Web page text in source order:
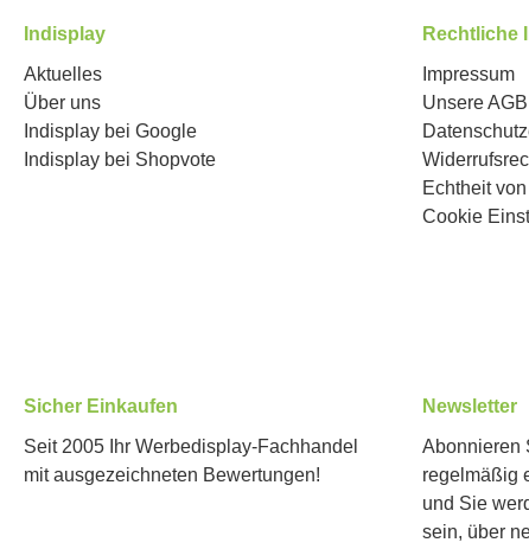
Indisplay
Aktuelles
Über uns
Indisplay bei Google
Indisplay bei Shopvote
Rechtliche
Impressum
Unsere AGB
Echtheit
Cookie
Sicher Einkaufen
Seit 2005 Ihr Werbedisplay-Fachhandel
mit ausgezeichneten Bewertungen!
Newsletter
Abonnieren
regelmäßig
und Sie
sein, über